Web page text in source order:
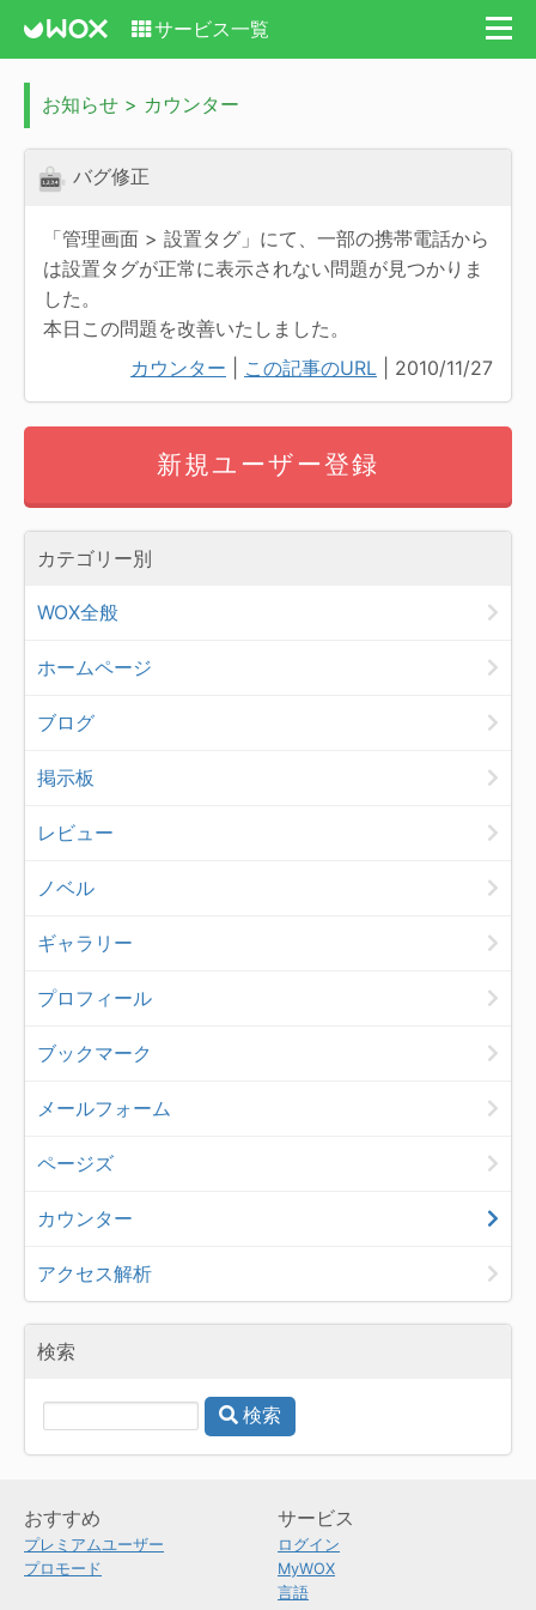
サービス一覧
お知らせ > カウンター
バグ修正
「管理画面 > 設置タグ」にて、一部の携帯電話から
は設置タグが正常に表示されない問題が見つかりま
した。
本日この問題を改善いたしました。
カウンター
この記事のURL | 2010/11/27
新規ユーザー登録
カテゴリー別
WOX全般
ホームページ
ブログ
掲示板
レビュー
ノベル
ギャラリー
プロフィール
ブックマーク
メールフォーム
ページズ
カウンター
アクセス解析
検索
検索
おすすめ
プレミアムユーザー
プロモード
サービス
ログイン
MyWOX
言語